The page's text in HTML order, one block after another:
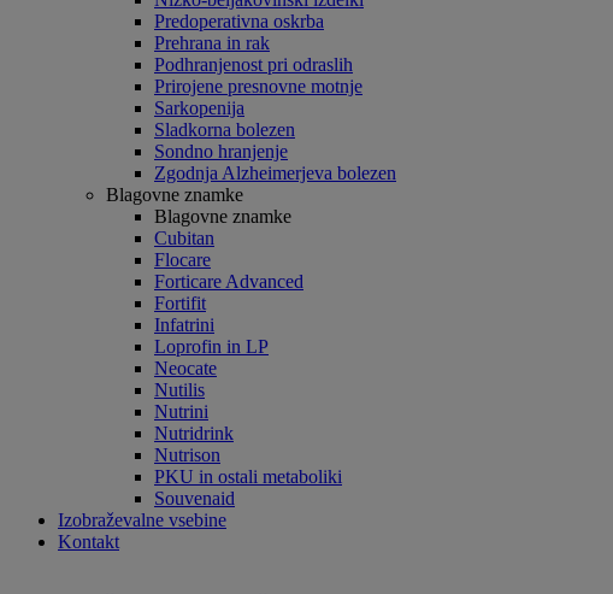
Predoperativna oskrba
Prehrana in rak
Podhranjenost pri odraslih
Prirojene presnovne motnje
Sarkopenija
Sladkorna bolezen
Sondno hranjenje
Zgodnja Alzheimerjeva bolezen
Blagovne znamke
Blagovne znamke
Cubitan
Flocare
Forticare Advanced
Fortifit
Infatrini
Loprofin in LP
Neocate
Nutilis
Nutrini
Nutridrink
Nutrison
PKU in ostali metaboliki
Souvenaid
Izobraževalne vsebine
Kontakt